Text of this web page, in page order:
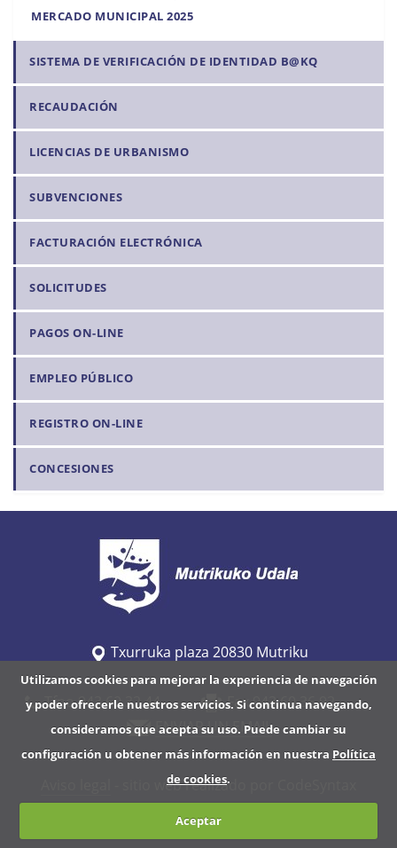
Utilizamos cookies para mejorar la experiencia de navegación
y poder ofrecerle nuestros servicios. Si continua navegando,
consideramos que acepta su uso. Puede cambiar su
configuración u obtener más información en nuestra Política
de cookies.
Aceptar
MERCADO MUNICIPAL 2025
SISTEMA DE VERIFICACIÓN DE IDENTIDAD B@KQ
RECAUDACIÓN
LICENCIAS DE URBANISMO
SUBVENCIONES
FACTURACIÓN ELECTRÓNICA
SOLICITUDES
PAGOS ON-LINE
EMPLEO PÚBLICO
REGISTRO ON-LINE
CONCESIONES
Txurruka plaza 20830 Mutriku
Tfno 943 60 32 44
Fax 943 60 36 92
ENVIAR UN EMAIL
- sitio web realizado por CodeSyntax